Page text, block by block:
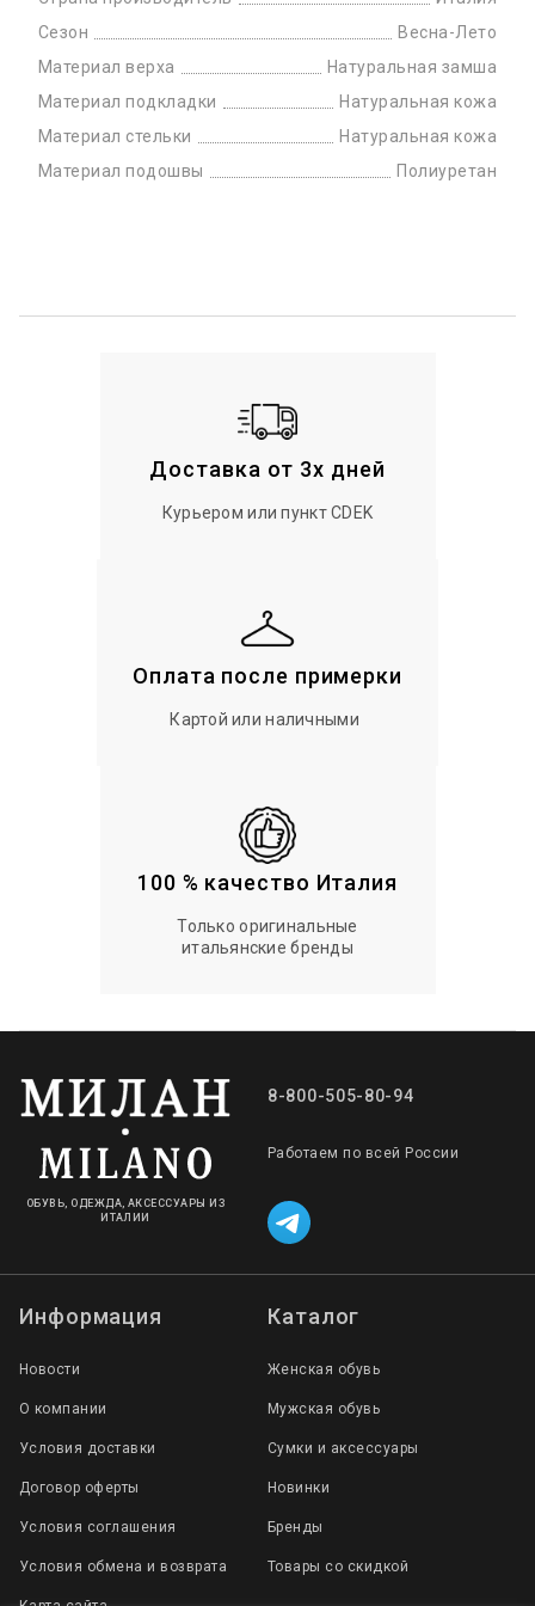
Сезон
Весна-Лето
Материал верха
Натуральная замша
Материал подкладки
Натуральная кожа
Материал стельки
Натуральная кожа
Материал подошвы
Полиуретан
Доставка от 3х дней
Курьером или пункт CDEK
Оплата после примерки
Картой или наличными
100 % качество Италия
Только оригинальные
итальянские бренды
ОБУВЬ, ОДЕЖДА, АКСЕССУАРЫ ИЗ
ИТАЛИИ
8-800-505-80-94
Работаем по всей России
Информация
Новости
О компании
Условия доставки
Договор оферты
Условия соглашения
Условия обмена и возврата
Каталог
Женская обувь
Мужская обувь
Сумки и аксессуары
Новинки
Бренды
Товары со скидкой